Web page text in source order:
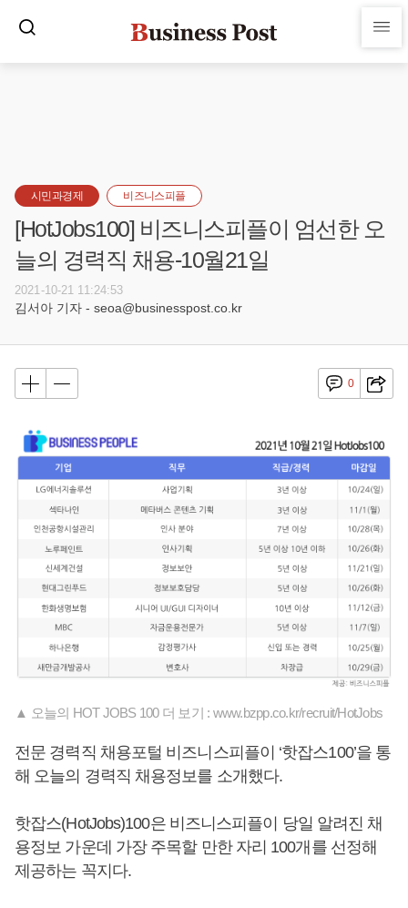
시민과경제 비즈니스피플
[HotJobs100] 비즈니스피플이 엄선한 오
늘의 경력직 채용-10월21일
2021-10-21 11:24:53
김서아 기자 - seoa@businesspost.co.kr
0
▲ 오늘의 HOT JOBS 100 더 보기 : www.bzpp.co.kr/recruit/HotJobs
전문 경력직 채용포털 비즈니스피플이 ‘핫잡스100’을 통
해 오늘의 경력직 채용정보를 소개했다.
핫잡스(HotJobs)100은 비즈니스피플이 당일 알려진 채
용정보 가운데 가장 주목할 만한 자리 100개를 선정해
제공하는 꼭지다.